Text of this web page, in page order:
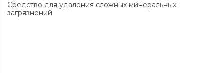
Средство для удаления сложных минеральных
загрязнений